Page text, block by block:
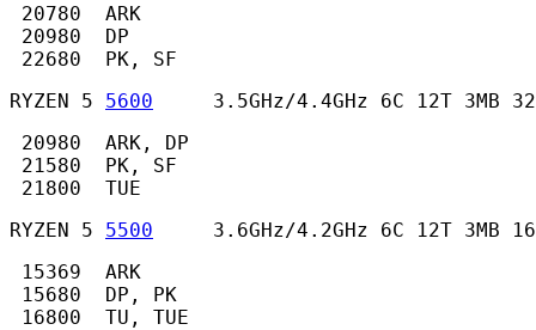
20780  ARK
20980  DP
22680  PK, SF
RYZEN 5 5600
3.5GHz/4.4GHz 6C 12T 3MB
20980  ARK, DP
21580  PK, SF
21800  TUE
RYZEN 5 5500
3.6GHz/4.2GHz 6C 12T 3MB
15369  ARK
15680  DP, PK
16800  TU, TUE